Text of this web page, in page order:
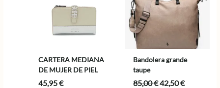
CARTERA MEDIANA
DE MUJER DE PIEL
45,95€
Bandolera grande
taupe
85,00€El
42,50€El